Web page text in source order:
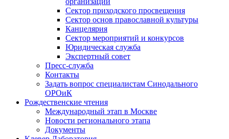
Сектор приходского просвещения
Сектор основ православной культуры
Канцелярия
Сектор мероприятий и конкурсов
Юридическая служба
Экспертный совет
Пресс-служба
Контакты
Задать вопрос специалистам Синодального
ОРОиК
Рождественские чтения
Международный этап в Москве
Новости регионального этапа
Документы